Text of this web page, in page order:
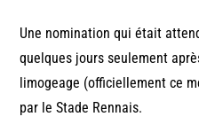
Une nomination qui était
quelques jours seulement
limogeage (officiellement ce
par le Stade Rennais.